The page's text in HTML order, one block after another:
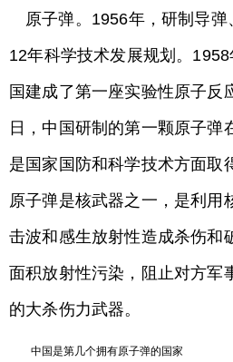
原子弹。1956年，研制导
12年科学技术发展规划。
国建成了第一座实验性原子反
日，中国研制的第一颗原子弹
是国家国防和科学技术方面取
原子弹是核武器之一，是利用
击波和感生放射性造成杀伤和
面积放射性污染，阻止对方军
的大杀伤力武器。
中国是第几个拥有原子弹的国家